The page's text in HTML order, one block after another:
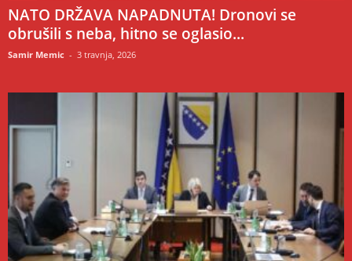
NATO DRŽAVA NAPADNUTA! Dronovi se
obrušili s neba, hitno se oglasio...
Samir Memic - 3 travnja, 2026